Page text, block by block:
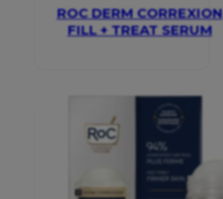
ROC DERM CORREXION
FILL + TREAT SERUM